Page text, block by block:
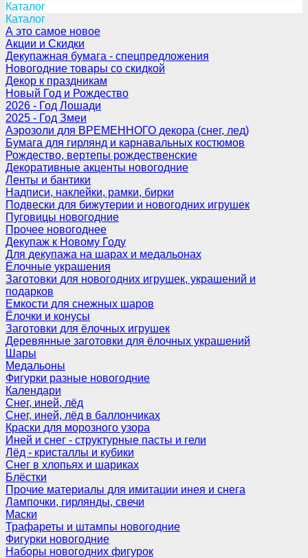
Каталог
Каталог
А это самое новое
Акции и Скидки
Декупажная бумага - спецпредложения
Новогодние товары со скидкой
Декор к праздникам
Новый Год и Рождество
2026 - Год Лошади
2025 - Год Змеи
Аэрозоли для ВРЕМЕННОГО декора (снег, лед)
Бумага для гирлянд и карнавальных костюмов
Рождество, вертепы рождественские
Декоративные акценты новогодние
Ленты и бантики
Надписи, наклейки, рамки, бирки
Подвески для бижутерии и новогодних игрушек
Пуговицы новогодние
Прочее новогоднее
Декупаж к Новому Году
Для декупажа на шарах и медальонах
Ёлочные украшения
Заготовки для новогодних игрушек, украшений и
подарков
Емкости для снежных шаров
Ёлочки и конусы
Заготовки для ёлочных игрушек
Деревянные заготовки для ёлочных украшений
Шары
Медальоны
Фигурки разные новогодние
Календари
Снег, иней, лёд
Снег, иней, лёд в баллончиках
Краски для морозного узора
Иней и снег - структурные пасты и гели
Лёд - кристаллы и кубики
Снег в хлопьях и шариках
Блёстки
Прочие материалы для имитации инея и снега
Лампочки, гирлянды, свечи
Маски
Трафареты и штампы новогодние
Фигурки новогодние
Наборы новогодних фигурок